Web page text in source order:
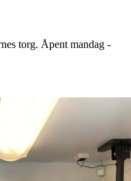
torg. Åpent mandag -